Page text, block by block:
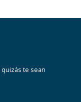
te sean